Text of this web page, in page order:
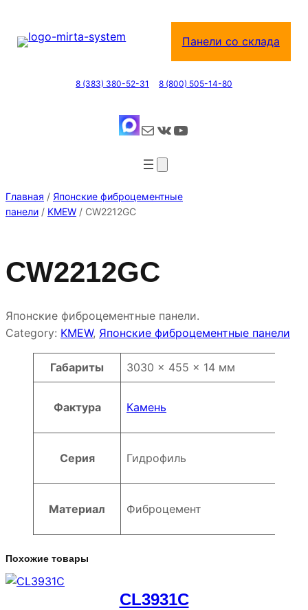
содержимому
Панели со склада
8 (383) 380-52-31 8 (800) 505-14-80
Почта ВКонтакте YouTube
Главная / Японские фиброцементные
панели / KMEW / CW2212GC
CW2212GC
Японские фиброцементные панели.
Category: KMEW, Японские фиброцементные панели
Атрибуты Значение
Габариты 3030 × 455 × 14 мм
Фактура Камень
Серия Гидрофиль
Материал Фиброцемент
Похожие товары
CL3931C